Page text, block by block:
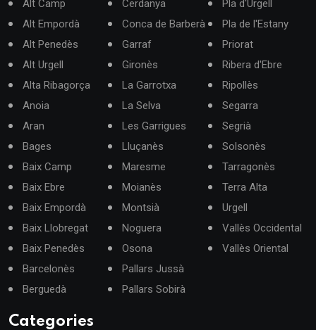
Alt Camp
Alt Empordà
Alt Penedès
Alt Urgell
Alta Ribagorça
Anoia
Aran
Bages
Baix Camp
Baix Ebre
Baix Empordà
Baix Llobregat
Baix Penedès
Barcelonès
Berguedà
Cerdanya
Conca de Barberà
Garraf
Gironès
La Garrotxa
La Selva
Les Garrigues
Lluçanès
Maresme
Moianès
Montsià
Noguera
Osona
Pallars Jussà
Pallars Sobirà
Pla d'Urgell
Pla de l'Estany
Priorat
Ribera d'Ebre
Ripollès
Segarra
Segrià
Solsonès
Tarragonès
Terra Alta
Urgell
Vallès Occidental
Vallès Oriental
Categories